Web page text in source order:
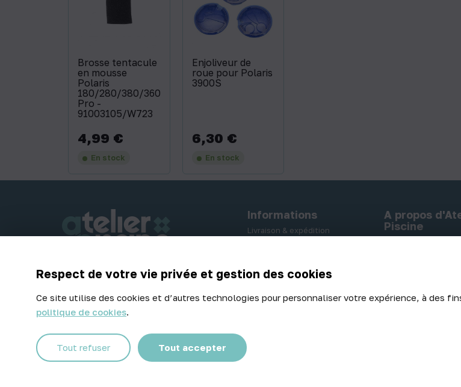
Respect de votre vie privée et gestion des cookies
Ce site utilise des cookies et d’autres technologies pour personnaliser votre expérience, à des
politique de cookies.
Tout accepter
Tout refuser
Brosse tentacule
en mousse
Polaris
180/280/380/360/3900S/480
Pro -
91003105/W723
Prix
4,99 €
En stock
Enjoliveur de
roue pour Polaris
3900S
Prix
6,30 €
En stock
Facebook
Informations
Livraison & expédition
A propos
Piscine